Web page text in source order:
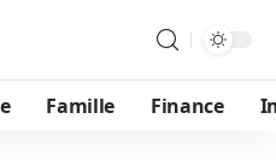
Famille Finance